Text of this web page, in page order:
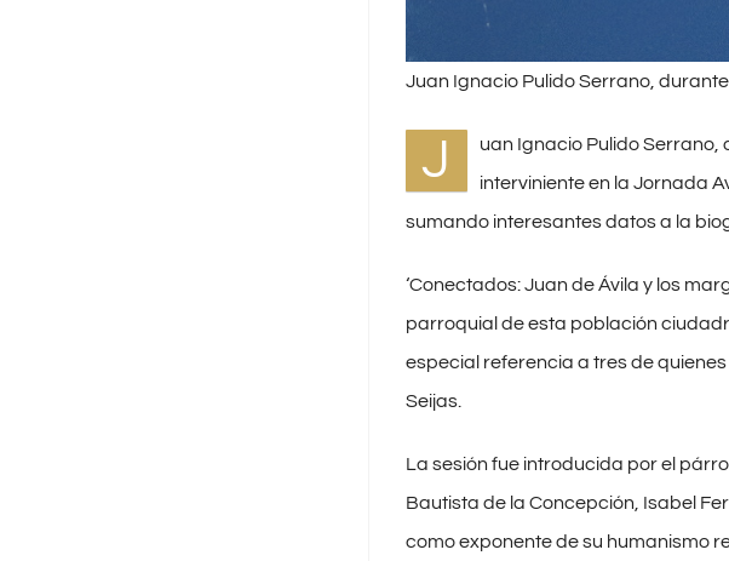
Juan Ignacio Pulido Serrano,
J
uan Ignacio Pulido Serrano,
interviniente en la Jornada
sumando interesantes datos a la
‘Conectados: Juan de Ávila y los
parroquial de esta población
especial referencia a tres de
Seijas.
La sesión fue introducida por el
Bautista de la Concepción, Isabel
como exponente de su humanismo